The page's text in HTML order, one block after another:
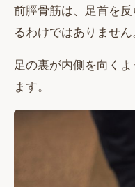
前脛骨筋は、足首を
るわけではありません
足の裏が内側を向く
ます。